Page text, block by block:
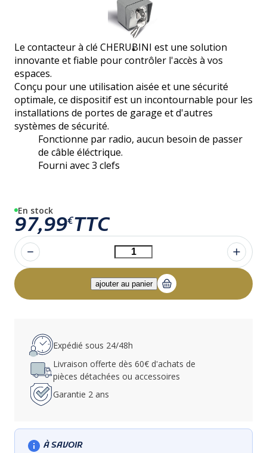
Le contacteur à clé CHERUBINI est une solution
innovante et fiable pour contrôler l'accès à vos
espaces.
Conçu pour une utilisation aisée et une sécurité
optimale, ce dispositif est un incontournable pour les
installations de portes de garage et d'autres
systèmes de sécurité.
Fonctionne par radio, aucun besoin de passer
de câble éléctrique.
Fourni avec 3 clefs
En stock
97,99€TTC
Expédié sous 24/48h
Livraison offerte dès 60€ d'achats de
pièces détachées ou accessoires
Garantie 2 ans
À SAVOIR